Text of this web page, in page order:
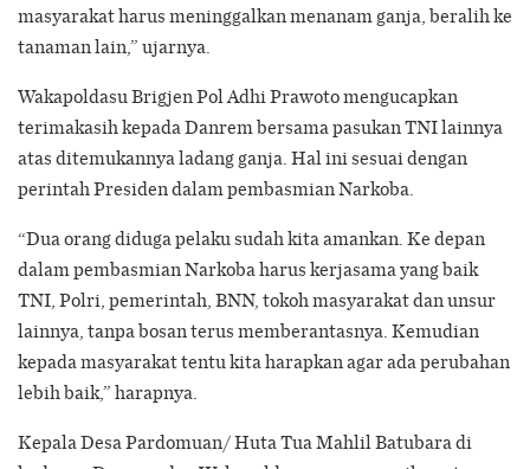
masyarakat harus meninggalkan menanam ganja, beralih ke
tanaman lain,” ujarnya.
Wakapoldasu Brigjen Pol Adhi Prawoto mengucapkan
terimakasih kepada Danrem bersama pasukan TNI lainnya
atas ditemukannya ladang ganja. Hal ini sesuai dengan
perintah Presiden dalam pembasmian Narkoba.
“Dua orang diduga pelaku sudah kita amankan. Ke depan
dalam pembasmian Narkoba harus kerjasama yang baik
TNI, Polri, pemerintah, BNN, tokoh masyarakat dan unsur
lainnya, tanpa bosan terus memberantasnya. Kemudian
kepada masyarakat tentu kita harapkan agar ada perubahan
lebih baik,” harapnya.
Kepala Desa Pardomuan/ Huta Tua Mahlil Batubara di